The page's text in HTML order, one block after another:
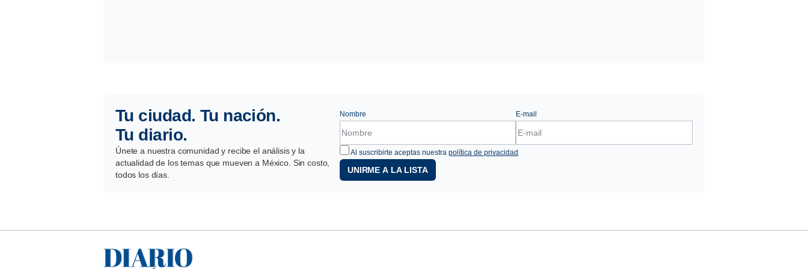
Tu ciudad. Tu nación.
Tu diario.
Únete a nuestra comunidad y recibe el análisis y la
actualidad de los temas que mueven a México. Sin costo,
todos los días.
Nombre E-mail
Al suscribirte aceptas nuestra política de privacidad
UNIRME A LA LISTA